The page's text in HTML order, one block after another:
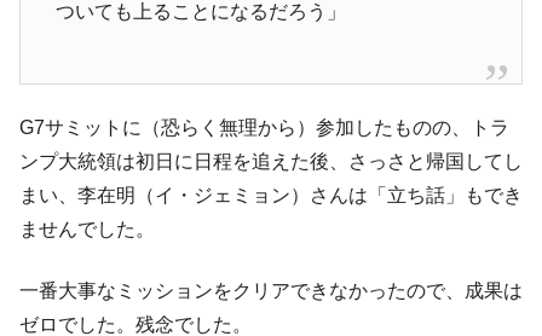
ついても上ることになるだろう」
G7サミットに（恐らく無理から）参加したものの、トラ
ンプ大統領は初日に日程を追えた後、さっさと帰国してし
まい、李在明（イ・ジェミョン）さんは「立ち話」もでき
ませんでした。
一番大事なミッションをクリアできなかったので、成果は
ゼロでした。残念でした。